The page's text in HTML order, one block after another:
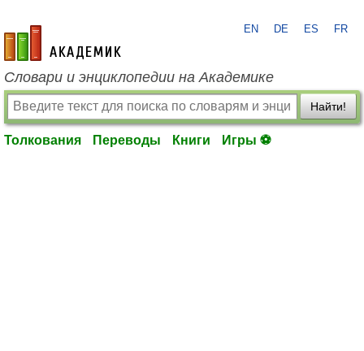
academic.ru
EN DE ES FR
Словари и энциклопедии на Академике
Найти!
Толкования Переводы Книги Игры ⚽